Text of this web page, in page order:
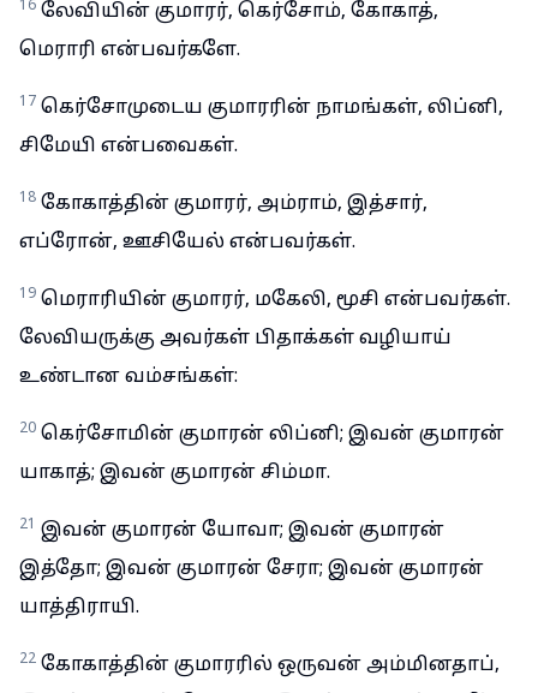
16 லேவியின் குமாரர், கெர்சோம், கோகாத்,
மெராரி என்பவர்களே.
17 கெர்சோமுடைய குமாரரின் நாமங்கள், லிப்னி,
சிமேயி என்பவைகள்.
18 கோகாத்தின் குமாரர், அம்ராம், இத்சார்,
எப்ரோன், ஊசியேல் என்பவர்கள்.
19 மெராரியின் குமாரர், மகேலி, மூசி என்பவர்கள்.
லேவியருக்கு அவர்கள் பிதாக்கள் வழியாய்
உண்டான வம்சங்கள்:
20 கெர்சோமின் குமாரன் லிப்னி; இவன் குமாரன்
யாகாத்; இவன் குமாரன் சிம்மா.
21 இவன் குமாரன் யோவா; இவன் குமாரன்
இத்தோ; இவன் குமாரன் சேரா; இவன் குமாரன்
யாத்திராயி.
22 கோகாத்தின் குமாரரில் ஒருவன் அம்மினதாப்,